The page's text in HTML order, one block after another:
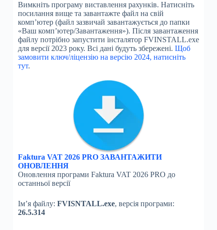
Вимкніть програму виставлення рахунків. Натисніть
посилання вище та завантажте файл на свій
комп’ютер (файл зазвичай завантажується до папки
«Ваш комп’ютер/Завантаження»). Після завантаження
файлу потрібно запустити інсталятор FVINSTALL.exe
для версії 2023 року. Всі дані будуть збережені. Щоб
замовити ключ/ліцензію на версію 2024, натисніть
тут.
Faktura VAT 2026 PROЗАВАНТАЖИТИ
ОНОВЛЕННЯ
Оновлення програми Faktura VAT 2026 PRO до
останньої версії
Ім’я файлу: FVISNTALL.exe, версія програми:
26.5.314